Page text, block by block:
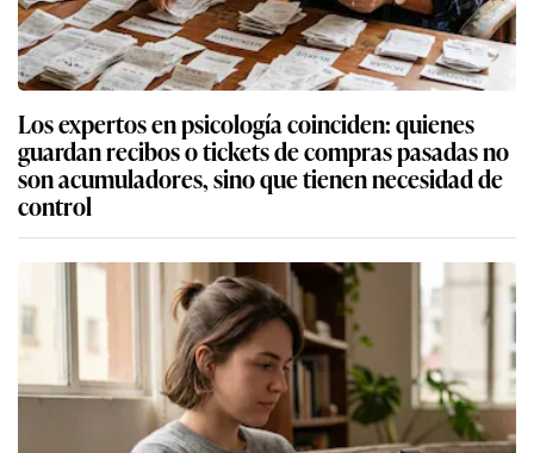
Los expertos en psicología coinciden: quienes
guardan recibos o tickets de compras pasadas no
son acumuladores, sino que tienen necesidad de
control